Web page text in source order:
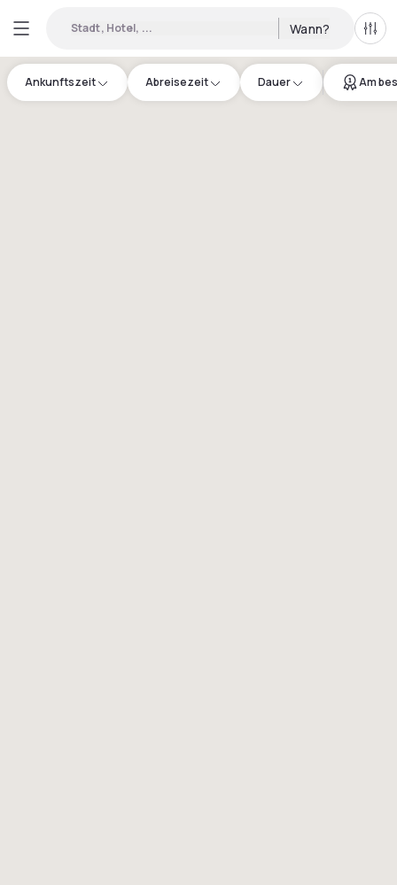
Stadt, Hotel, ... Wann? Alle
Ankunftszeit Abreisezeit Dauer Am